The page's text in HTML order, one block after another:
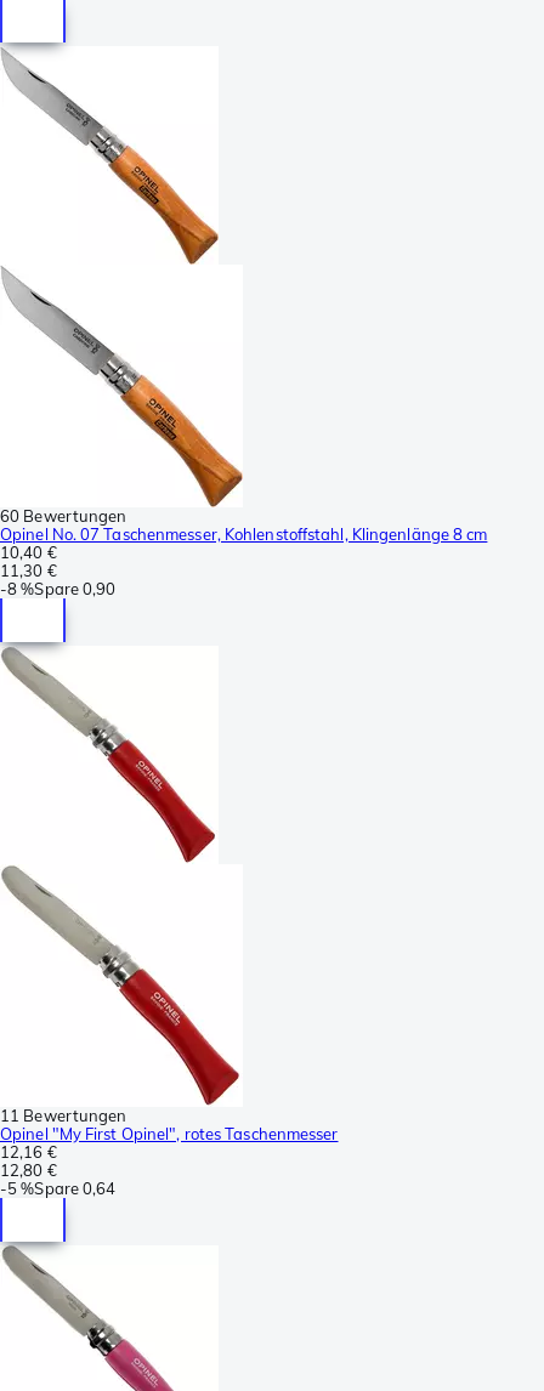
60 Bewertungen
Opinel No. 07 Taschenmesser, Kohlenstoffstahl, Klingenlänge 8 cm
10,40 €
11,30 €
-8 %Spare0,90
11 Bewertungen
Opinel "My First Opinel", rotes Taschenmesser
12,16 €
12,80 €
-5 %Spare0,64